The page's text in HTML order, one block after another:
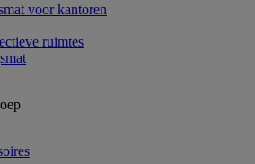
voor kantoren
ruimtes